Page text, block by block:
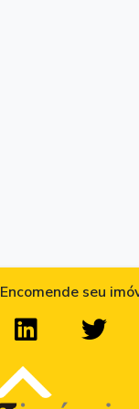
Encomende seu